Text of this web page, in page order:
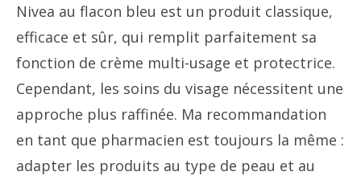
Nivea au flacon bleu est un produit classique,
efficace et sûr, qui remplit parfaitement sa
fonction de crème multi-usage et protectrice.
Cependant, les soins du visage nécessitent une
approche plus raffinée. Ma recommandation
en tant que pharmacien est toujours la même :
adapter les produits au type de peau et au